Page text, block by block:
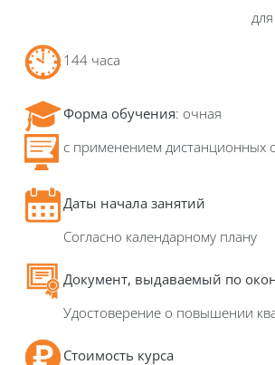
144 часа
Форма обучения: очная
с применением дистанционных
Даты начала занятий
Согласно календарному плану
Документ, выдаваемый по
Удостоверение о повышении
Стоимость курса